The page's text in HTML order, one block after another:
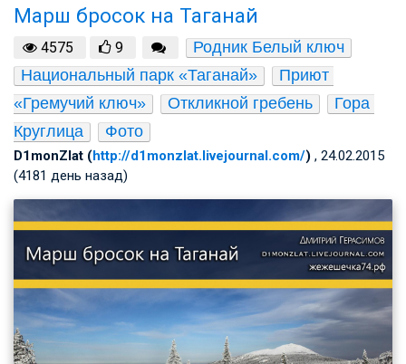
Марш бросок на Таганай
4575 9
Родник Белый ключ
Национальный парк «Таганай»
Приют
«Гремучий ключ»
Откликной гребень
Гора
Круглица
Фото
D1monZlat (http://d1monzlat.livejournal.com/) , 24.02.2015
(4181 день назад)